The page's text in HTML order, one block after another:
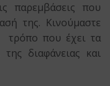
παρεμβάσεις που
της. Κινούμαστε
τρόπο που έχει τα
της διαφάνειας και